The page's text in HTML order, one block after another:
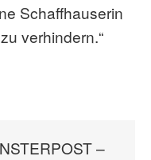
Schaffhauserin
verhindern.“
–